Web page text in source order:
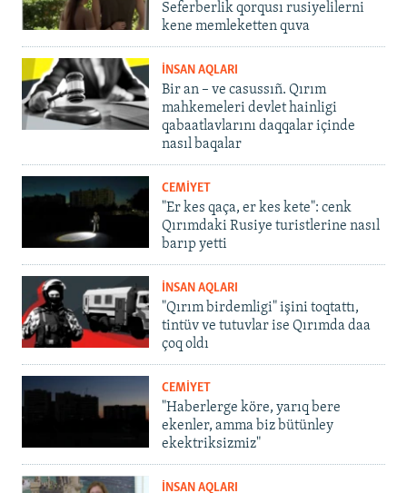
Seferberlik qorqusı rusiyelilerni
kene memleketten quva
İNSAN AQLARI
Bir an – ve casussıñ. Qırım
mahkemeleri devlet hainligi
qabaatlavlarını daqqalar içinde
nasıl baqalar
CEMİYET
"Er kes qaça, er kes kete": cenk
Qırımdaki Rusiye turistlerine nasıl
barıp yetti
İNSAN AQLARI
"Qırım birdemligi" işini toqtattı,
tintüv ve tutuvlar ise Qırımda daa
çoq oldı
CEMİYET
"Haberlerge köre, yarıq bere
ekenler, amma biz bütünley
ekektriksizmiz"
İNSAN AQLARI